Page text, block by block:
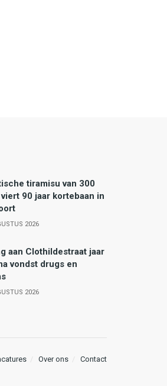
tiramisu van 300
90 jaar kortebaan in
2026
aan Clothildestraat jaar
vondst drugs en
2026
Over ons Contact